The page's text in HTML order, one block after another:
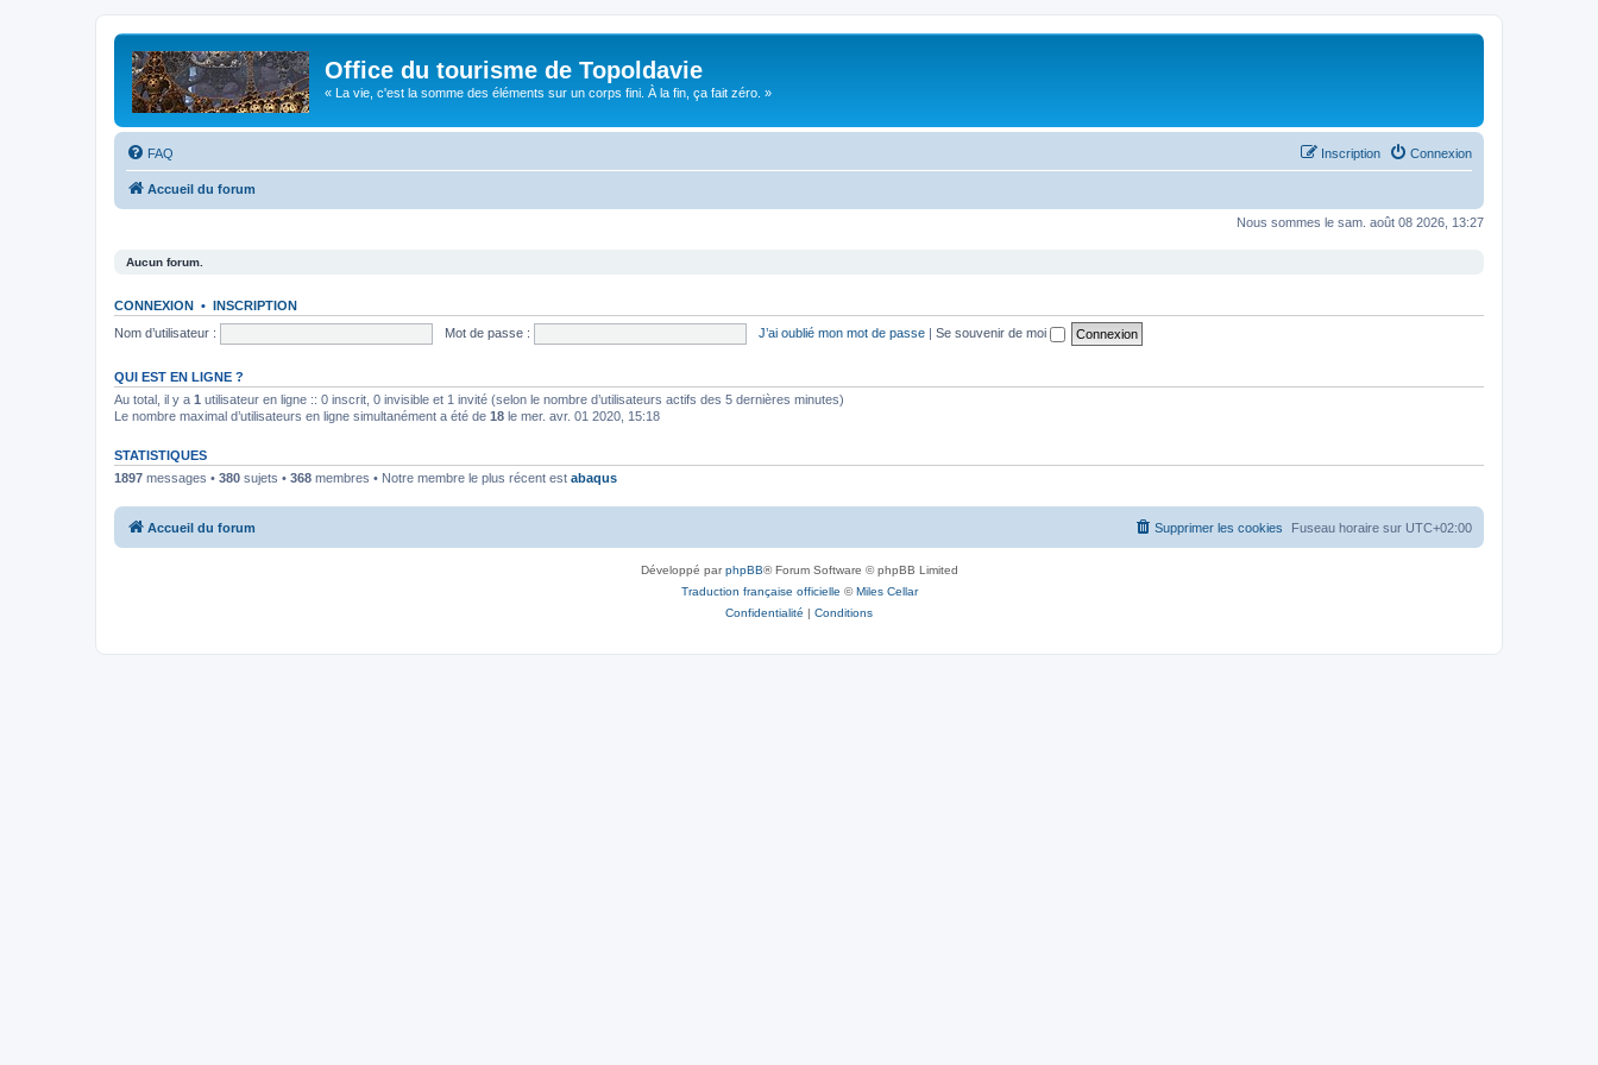
Office du tourisme de Topoldavie
« La vie, c'est la somme des éléments sur un corps fini. À la fin, ça fait zéro. »
FAQ Connexion
Inscription
Accueil du forum
Nous sommes le sam. août 08 2026, 13:27
Aucun forum.
CONNEXION • INSCRIPTION
Nom d’utilisateur :
Mot de passe : J’ai oublié mon mot de passe | Se souvenir de moi
QUI EST EN LIGNE ?
Au total, il y a 1 utilisateur en ligne :: 0 inscrit, 0 invisible et 1 invité (selon le nombre d’utilisateurs actifs des 5 dernières minutes)
Le nombre maximal d’utilisateurs en ligne simultanément a été de 18 le mer. avr. 01 2020, 15:18
STATISTIQUES
1897 messages • 380 sujets • 368 membres • Notre membre le plus récent est abaqus
Accueil du forum Fuseau horaire sur UTC+02:00
Supprimer les cookies
Développé parphpBB® Forum Software © phpBB Limited
Traduction française officielle ©Miles Cellar
Confidentialité | Conditions